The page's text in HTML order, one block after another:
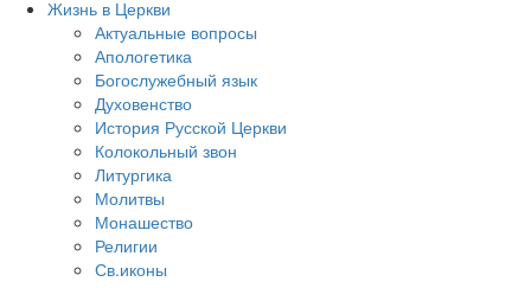
Жизнь в Церкви
Актуальные вопросы
Апологетика
Богослужебный язык
Духовенство
История Русской Церкви
Колокольный звон
Литургика
Молитвы
Монашество
Религии
Св.иконы